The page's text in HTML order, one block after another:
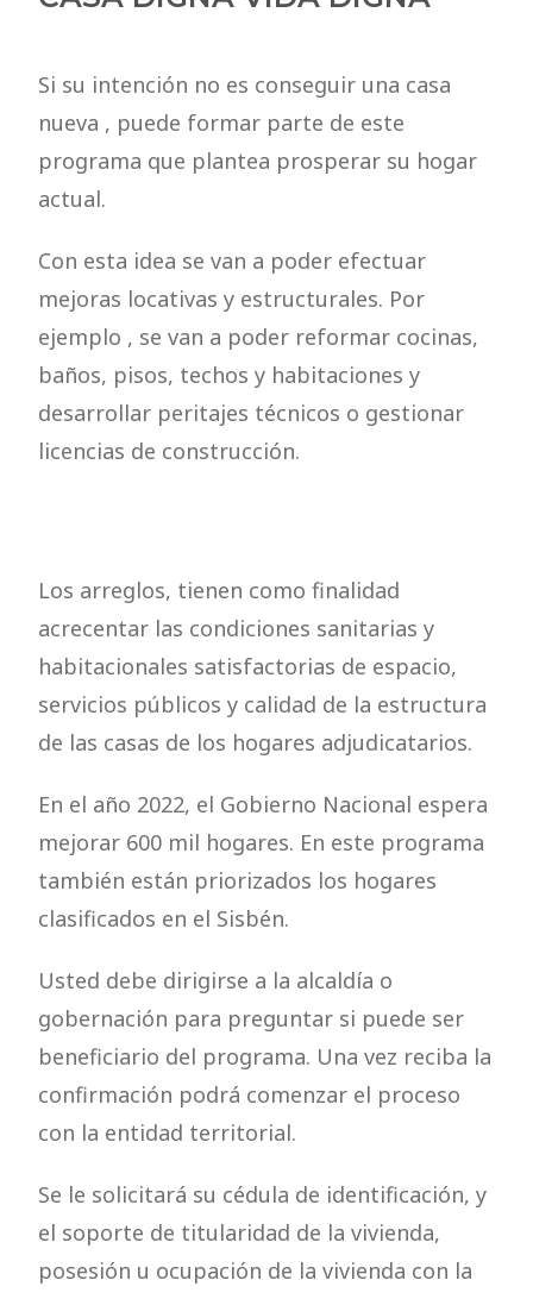
Si su intención no es conseguir una casa
nueva , puede formar parte de este
programa que plantea prosperar su hogar
actual.
Con esta idea se van a poder efectuar
mejoras locativas y estructurales. Por
ejemplo , se van a poder reformar cocinas,
baños, pisos, techos y habitaciones y
desarrollar peritajes técnicos o gestionar
licencias de construcción.
Los arreglos, tienen como finalidad
acrecentar las condiciones sanitarias y
habitacionales satisfactorias de espacio,
servicios públicos y calidad de la estructura
de las casas de los hogares adjudicatarios.
En el año 2022, el Gobierno Nacional espera
mejorar 600 mil hogares. En este programa
también están priorizados los hogares
clasificados en el Sisbén.
Usted debe dirigirse a la alcaldía o
gobernación para preguntar si puede ser
beneficiario del programa. Una vez reciba la
confirmación podrá comenzar el proceso
con la entidad territorial.
Se le solicitará su cédula de identificación, y
el soporte de titularidad de la vivienda,
posesión u ocupación de la vivienda con la